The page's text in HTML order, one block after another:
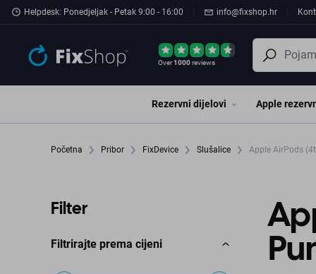
Preskočiť na hlavný obsah
Helpdesk: Ponedjeljak - Petak 9:00 - 16:00 info@fixshop.hr
Over1000reviews
Rezervni dijelovi Apple
Početna Pribor FixDevice Slušalice Apple AirPods
Filter
Filtrirajte prema cijeni